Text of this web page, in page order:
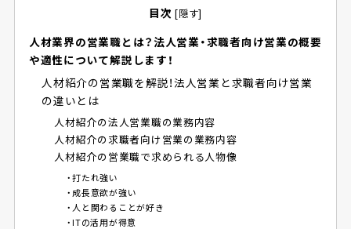
目次 [隠す]
人材業界の営業職とは？法人営業・求職者向け営業の概要
や適性について解説します！
人材紹介の営業職を解説！法人営業と求職者向け営業
の違いとは
人材紹介の法人営業職の業務内容
人材紹介の求職者向け営業の業務内容
人材紹介の営業職で求められる人物像
・打たれ強い
・成長意欲が強い
・人と関わることが好き
・ITの活用が得意